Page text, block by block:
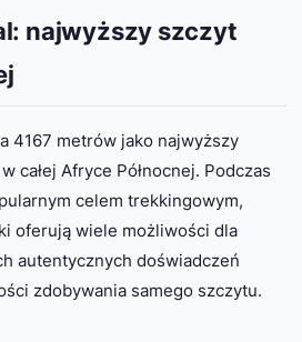
najwyższy szczyt
4167 metrów jako najwyższy
całej Afryce Północnej. Podczas
celem trekkingowym,
oferują wiele możliwości dla
autentycznych doświadczeń
zdobywania samego szczytu.